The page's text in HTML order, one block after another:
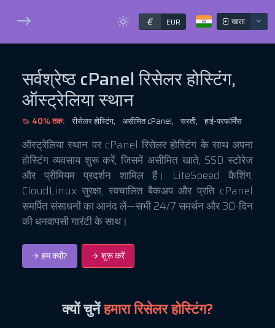
€ EUR खाता
सर्वश्रेष्ठ cPanel रिसेलर होस्टिंग,
ऑस्ट्रेलिया स्थान
40% तक: रीसेलर होस्टिंग, असीमित cPanel, सस्ती, हाई-परफॉर्मेंस
ऑस्ट्रेलिया स्थान पर cPanel रिसेलर होस्टिंग के साथ अपना
होस्टिंग व्यवसाय शुरू करें, जिसमें असीमित खाते, SSD स्टोरेज
और प्रीमियम प्रदर्शन शामिल हैं। LiteSpeed कैशिंग,
CloudLinux सुरक्षा, स्वचालित बैकअप और प्रति cPanel
समर्पित संसाधनों का आनंद लें—सभी 24/7 समर्थन और 30-दिन
की धनवापसी गारंटी के साथ।
हम क्यों? शुरू करें
क्यों चुनेंहमारा रिसेलर होस्टिंग?